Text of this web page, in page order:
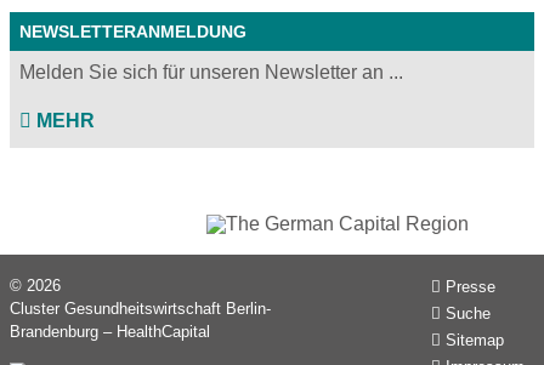
NEWSLETTERANMELDUNG
Melden Sie sich für unseren Newsletter an ...
MEHR
Presse
Suche
Sitemap
© 2026
Cluster Gesundheitswirtschaft Berlin-
Brandenburg – HealthCapital